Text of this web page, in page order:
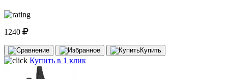
1240
Купить
Купить в 1 клик